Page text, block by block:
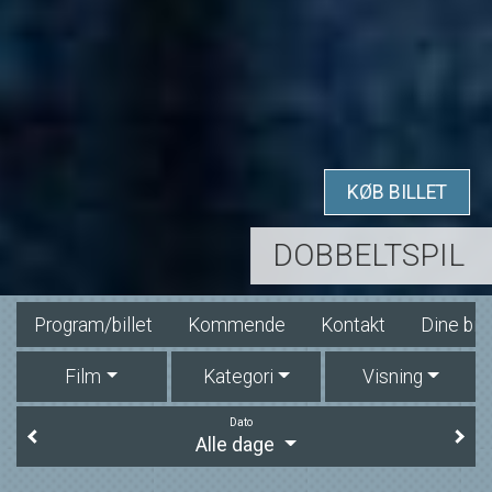
DOBBELTSPIL
KØB BILLET
Program/billet Kommende Kontakt Dine
Film Kategori Visning
Dato
Alle dage